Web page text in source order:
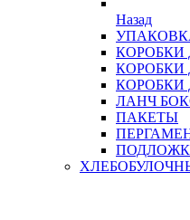
Назад
КОРОБКИ
КОРОБКИ
ЛАНЧ
ПАКЕТЫ